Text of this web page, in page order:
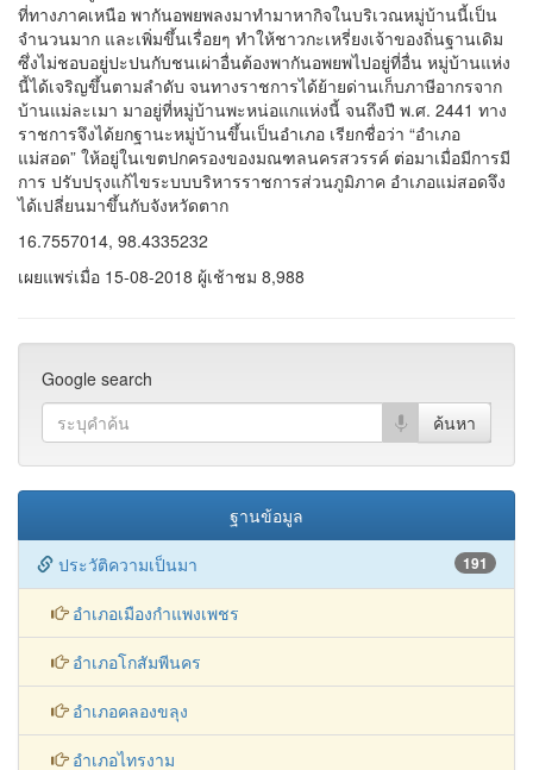
จำนวนมาก และเพิ่มขึ้นเรื่อยๆ ทำให้ชาวกะเหรี่ยงเจ้าของถิ่นฐานเดิม
ซึ่งไม่ชอบอยู่ปะปนกับชนเผ่าอื่นต้องพากันอพยพไปอยู่ที่อื่น หมู่บ้านแห่ง
นี้ได้เจริญขึ้นตามลำดับ จนทางราชการได้ย้ายด่านเก็บภาษีอากรจาก
บ้านแม่ละเมา มาอยู่ที่หมู่บ้านพะหน่อแกแห่งนี้ จนถึงปี พ.ศ. 2441 ทาง
ราชการจึงได้ยกฐานะหมู่บ้านขึ้นเป็นอำเภอ เรียกชื่อว่า “อำเภอ
แม่สอด” ให้อยู่ในเขตปกครองของมณฑลนครสวรรค์ ต่อมาเมื่อมีการมี
การ ปรับปรุงแก้ไขระบบบริหารราชการส่วนภูมิภาค อำเภอแม่สอดจึง
ได้เปลี่ยนมาขึ้นกับจังหวัดตาก
ฐานข้อมูล
191
ประวัติความเป็นมา
อำเภอเมืองกำแพงเพชร
อำเภอโกสัมพีนคร
อำเภอคลองขลุง
อำเภอไทรงาม